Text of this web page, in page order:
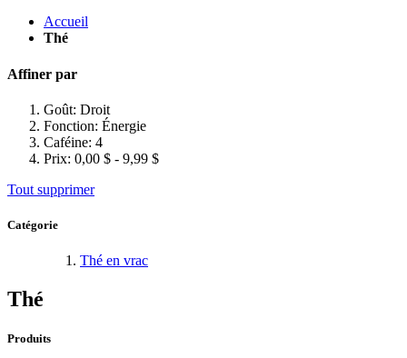
Accueil
Thé
Affiner par
Goût: Droit
Fonction: Énergie
Caféine: 4
Prix: 0,00 $ - 9,99 $
Tout supprimer
Catégorie
Thé en vrac
Thé
Produits